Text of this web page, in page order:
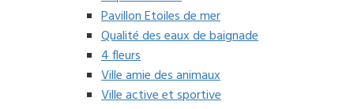
Pavillon Etoiles de mer
Qualité des eaux de baignade
4 fleurs
Ville amie des animaux
Ville active et sportive